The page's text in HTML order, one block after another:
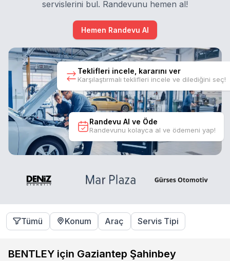
servislerini bul. Randevunu hemen al!
Hemen Randevu Al
Teklifleri incele, kararını ver
Karşılaştırmalı teklifleri incele ve dilediğini seç!
Randevu Al ve Öde
Randevunu kolayca al ve ödemeni yap!
Tümü Konum Araç Servis Tipi
BENTLEY için Gaziantep Şahinbey